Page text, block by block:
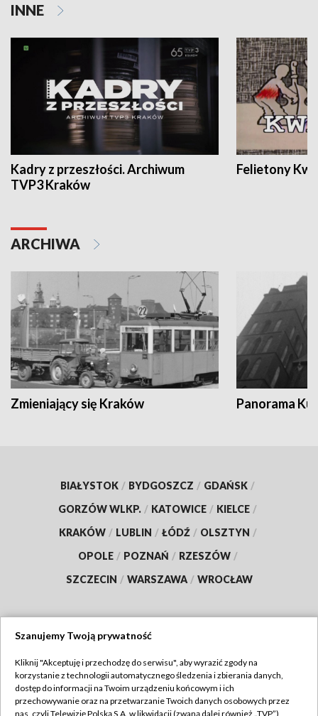
INNE
Kadry z przeszłości. Archiwum
TVP3 Kraków
Felietony
ARCHIWA
Zmieniający się Kraków Panorama
BIAŁYSTOK / BYDGOSZCZ / GDAŃSK /
GORZÓW WLKP. / KATOWICE / KIELCE /
KRAKÓW / LUBLIN / ŁÓDŹ / OLSZTYN /
OPOLE / POZNAŃ / RZESZÓW /
SZCZECIN / WARSZAWA / WROCŁAW
TVP
Abonament TVP
Regulamin TVP
Szanujemy Twoją prywatność
Kliknij "Akceptuję i przechodzę do serwisu", aby wyrazić zgody na
korzystanie z technologii automatycznego śledzenia i zbierania danych,
dostęp do informacji na Twoim urządzeniu końcowym i ich
przechowywanie oraz na przetwarzanie Twoich danych osobowych przez
nas, czyli Telewizję Polską S.A. w likwidacji (zwaną dalej również „TVP”),